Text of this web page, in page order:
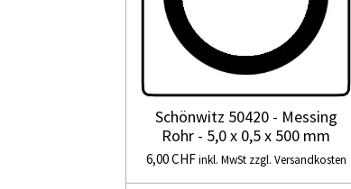
Schönwitz 50420 - Messing
Rohr - 5,0 x 0,5 x 500 mm
6,00 CHFinkl. MwSt zzgl. Versandkosten